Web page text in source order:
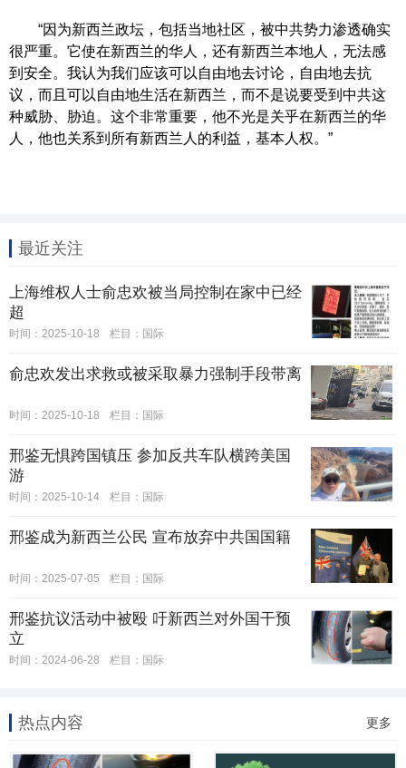
“因为新西兰政坛，包括当地社区，被中共势力渗透确实
很严重。它使在新西兰的华人，还有新西兰本地人，无法感
到安全。我认为我们应该可以自由地去讨论，自由地去抗
议，而且可以自由地生活在新西兰，而不是说要受到中共这
种威胁、胁迫。这个非常重要，他不光是关乎在新西兰的华
人，他也关系到所有新西兰人的利益，基本人权。”
最近关注
上海维权人士俞忠欢被当局控制在家中已经
超
时间：2025-10-18 栏目： 国际
俞忠欢发出求救或被采取暴力强制手段带离
时间：2025-10-18 栏目： 国际
邢鉴无惧跨国镇压 参加反共车队横跨美国
游
时间：2025-10-14 栏目： 国际
邢鉴成为新西兰公民 宣布放弃中共国国籍
时间：2025-07-05 栏目： 国际
邢鉴抗议活动中被殴 吁新西兰对外国干预
立
时间：2024-06-28 栏目： 国际
热点内容 更多